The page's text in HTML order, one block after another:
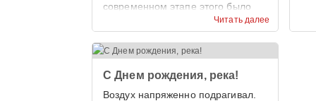
Читать далее
современном этапе этого было
С Днем рождения, река!
Воздух напряженно подрагивал.